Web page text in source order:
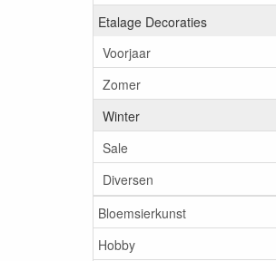
Etalage Decoraties
Voorjaar
Zomer
Winter
Sale
Diversen
Bloemsierkunst
Hobby